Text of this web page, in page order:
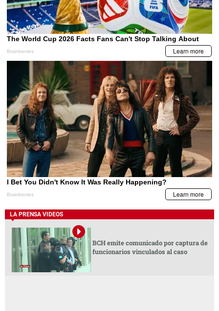
LA PRENSA VIDEOS
BCH emite comunicado por captura de
funcionarios vinculados al caso